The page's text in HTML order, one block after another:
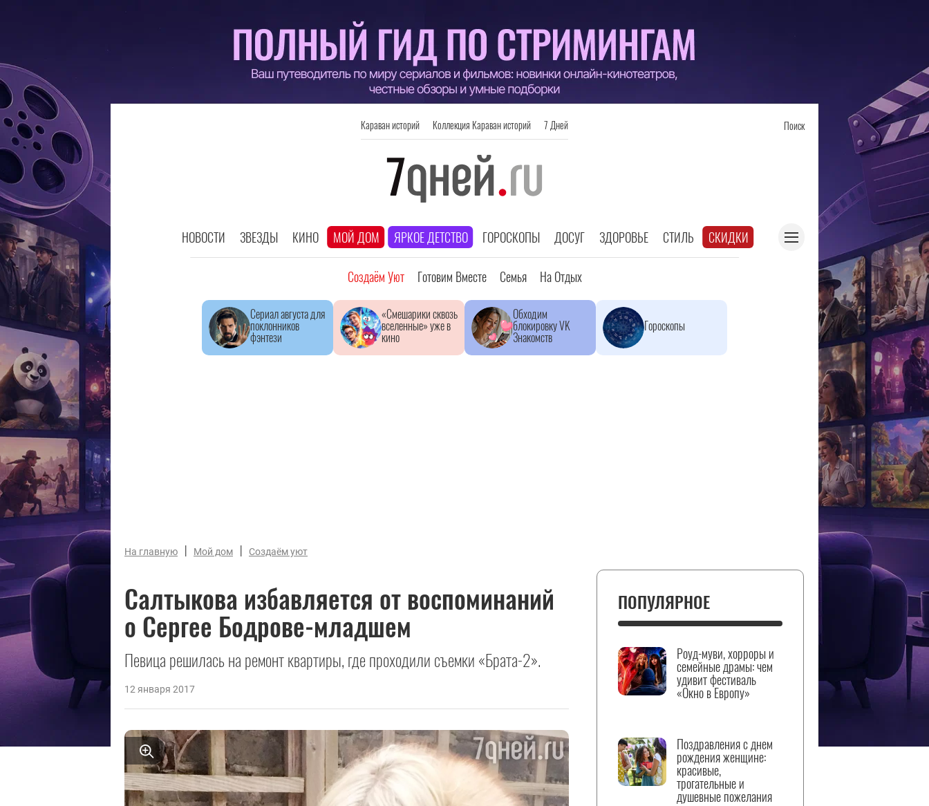
Караван историй Коллекция Караван историй 7 Дней Поиск
НОВОСТИ ЗВЕЗДЫ КИНО МОЙ ДОМ ЯРКОЕ ДЕТСТВО ГОРОСКОПЫ ДОСУГ ЗДОРОВЬЕ СТИЛЬ СКИДКИ
Создаём Уют Готовим Вместе Семья На Отдых
Сериал августа для
поклонников
фэнтези
«Смешарики сквозь
вселенные» уже в
кино
Обходим
блокировку VK
Знакомств
Гороскопы
На главную | Мой дом | Создаём уют
Салтыкова избавляется от воспоминаний
о Сергее Бодрове-младшем
Певица решилась на ремонт квартиры, где проходили съемки «Брата-2».
12 января 2017
ПОПУЛЯРНОЕ
Роуд-муви, хорроры и
семейные драмы: чем
удивит фестиваль
«Окно в Европу»
Поздравления с днем
рождения женщине:
красивые,
трогательные и
душевные пожелания